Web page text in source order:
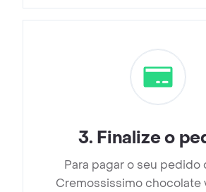
3. Finalize o
Para pagar o seu pedido
Cremossissimo chocolate